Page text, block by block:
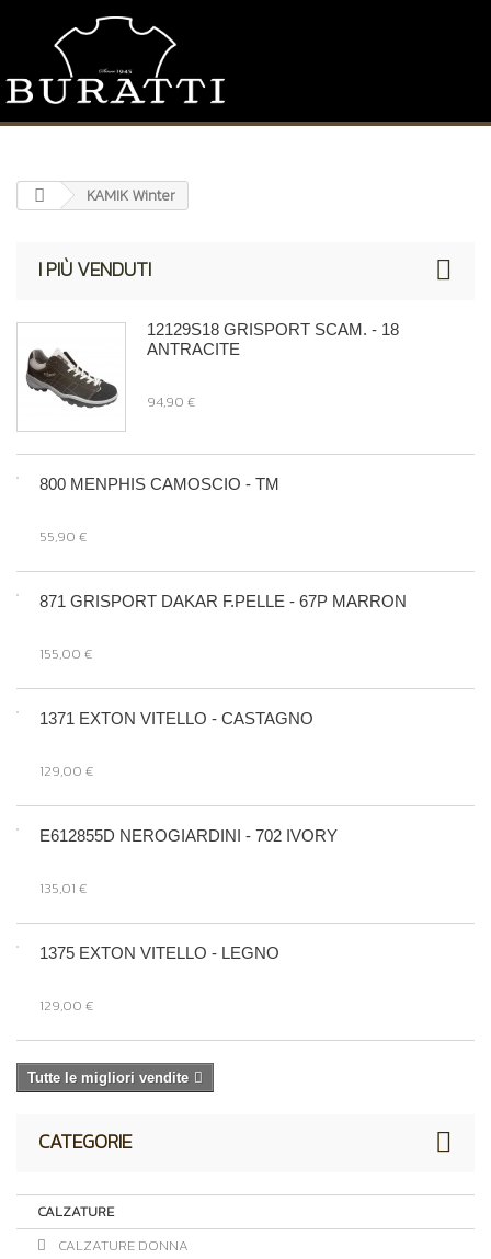
KAMIK Winter
I PIÙ VENDUTI
12129S18 GRISPORT SCAM. - 18
ANTRACITE
94,90 €
800 MENPHIS CAMOSCIO - TM
55,90 €
871 GRISPORT DAKAR F.PELLE - 67P MARRON
155,00 €
1371 EXTON VITELLO - CASTAGNO
129,00 €
E612855D NEROGIARDINI - 702 IVORY
135,01 €
1375 EXTON VITELLO - LEGNO
129,00 €
Tutte le migliori vendite
CATEGORIE
CALZATURE
CALZATURE DONNA